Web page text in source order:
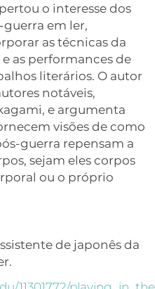
o interesse dos
guerra em ler,
as técnicas da
as performances de
literários. O autor
notáveis,
e argumenta
visões de como
guerra repensam a
sejam eles corpos
ou o próprio
de japonês da